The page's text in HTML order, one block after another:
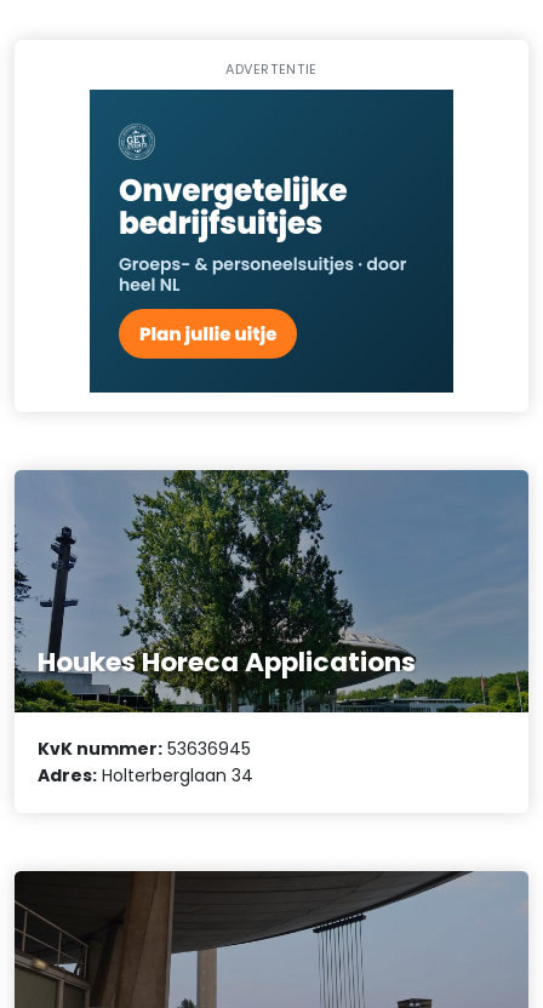
ADVERTENTIE
Houkes Horeca Applications
KvK nummer: 53636945
Adres: Holterberglaan 34